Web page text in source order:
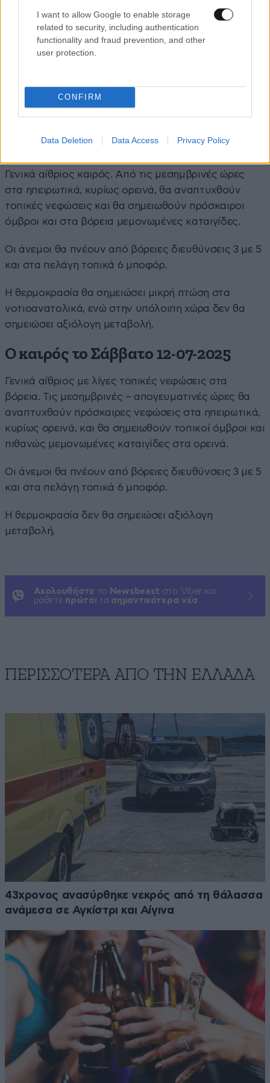
I want to allow Google to enable storage
related to security, including authentication
functionality and fraud prevention, and other
user protection.
CONFIRM
Data Deletion Data Access Privacy Policy
τις μεσημβρινές – απογευματινές ώρες στα
ηπειρωτικά ορεινά.
Οι άνεμοι θα πνέουν από βόρειες διευθύνσεις 4 με 6
Η θερμοκρασία θα σημειώσει πτώση και μόνο στα
νοτιοανατολικά θα παραμείνει σε υψηλά επίπεδα.
Ο καιρός την Παρασκευή 11-07-2025
Γενικά αίθριος καιρός. Από τις μεσημβρινές ώρες
στα ηπειρωτικά, κυρίως ορεινά, θα αναπτυχθούν
τοπικές νεφώσεις και θα σημειωθούν πρόσκαιροι
όμβροι και στα βόρεια μεμονωμένες καταιγίδες.
Οι άνεμοι θα πνέουν από βόρειες διευθύνσεις 3 με 5
και στα πελάγη τοπικά 6 μποφόρ.
Η θερμοκρασία θα σημειώσει μικρή πτώση στα
νοτιοανατολικά, ενώ στην υπόλοιπη χώρα δεν θα
σημειώσει αξιόλογη μεταβολή.
Ο καιρός το Σάββατο 12-07-2025
Γενικά αίθριος με λίγες τοπικές νεφώσεις στα
βόρεια. Τις μεσημβρινές – απογευματινές ώρες θα
αναπτυχθούν πρόσκαιρες νεφώσεις στα ηπειρωτικά,
κυρίως ορεινά, και θα σημειωθούν τοπικοί όμβροι και
πιθανώς μεμονωμένες καταιγίδες στα ορεινά.
Οι άνεμοι θα πνέουν από βόρειες διευθύνσεις 3 με 5
και στα πελάγη τοπικά 6 μποφόρ.
Η θερμοκρασία δεν θα σημειώσει αξιόλογη
μεταβολή.
Ακολουθήστε το Newsbeast στο Viber και
μάθετε πρώτοι τα σημαντικότερα νέα
ΠΕΡΙΣΣΟΤΕΡΑ ΑΠΟ ΤΗΝ ΕΛΛΑΔΑ
43χρονος ανασύρθηκε νεκρός από τη θάλασσα
ανάμεσα σε Αγκίστρι και Αίγινα